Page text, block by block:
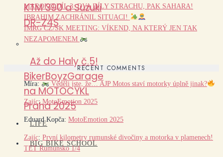
KTM 390 a Suzuki
DR-Z4S
Až do Haly č.5!
BikerBoyzGarage
na MOTOCYKL
Praha 2025
LIFE
BIG BIKE SCHOOL
MAROKO DÍL 3: DVA DÍLY STRACHU, PAK SAHARA!
IBRAHIM ZACHRÁNIL SITUACI!
IMRG CZ/SK MEETING: VÍKEND, NA KTERÝ JEN TAK
NEZAPOMENEM
RECENT COMMENTS
Míra: Věděli jste, že… AJP Motos staví motorky úplně jinak?
Zajíc: MotoEmotion 2025
Eduard Kopča: MotoEmotion 2025
Zajíc: První kilometry rumunské divočiny a motorka v plamenech!
TET Rumunsko 1/4